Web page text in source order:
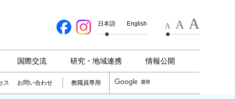
日本語 English A A A
国際交流 研究・地域連携 情報公開
ス お問い合わせ 教職員専用